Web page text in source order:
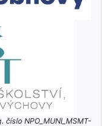
číslo NPO_MUNI_MSMT-